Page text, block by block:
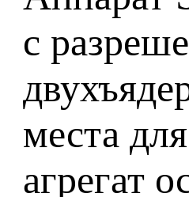
с
места
агрегат